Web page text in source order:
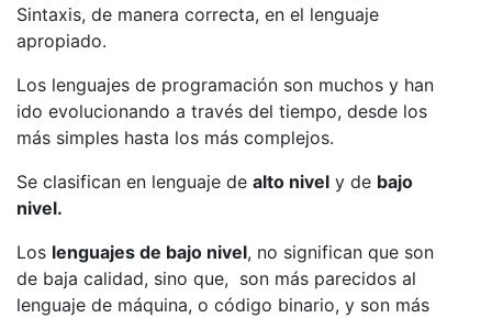
Sintaxis, de manera correcta, en el lenguaje
apropiado.
Los lenguajes de programación son muchos y han
ido evolucionando a través del tiempo, desde los
más simples hasta los más complejos.
Se clasifican en lenguaje de alto nivel y de bajo
nivel.
Los lenguajes de bajo nivel, no significan que son
de baja calidad, sino que, son más parecidos al
lenguaje de máquina, o código binario, y son más